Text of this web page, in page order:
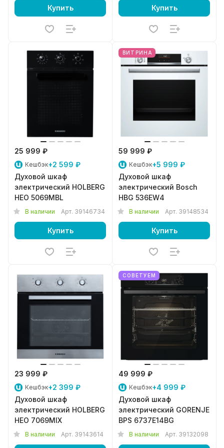
Купить Купить
25 999 ₽
Кешбэк+2 599 ₽
Духовой шкаф
электрический HOLBERG
HEO 5069MBL
В наличии Арт. 39146734
Купить
ВИТРИНА
59 999 ₽
Кешбэк+5 999 ₽
Духовой шкаф
электрический Bosch
HBG 536EW4
В наличии Арт. 39148534
Купить
23 999 ₽
Кешбэк+2 399 ₽
Духовой шкаф
электрический HOLBERG
HEO 7069MIX
В наличии Арт. 39143614
СОВЕТУЕМ
49 999 ₽
Кешбэк+4 999 ₽
Духовой шкаф
электрический GORENJE
BPS 6737E14BG
В наличии Арт. 39132098